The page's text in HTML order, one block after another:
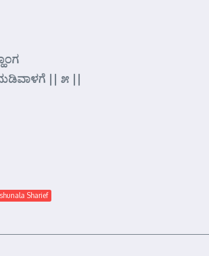
|| ೫ ||
Sharief